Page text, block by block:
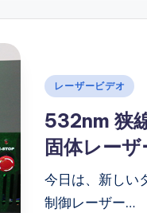
Posted
レーザービデオ
532nm 狭
固体レーザ
今日は、新しい
制御レーザー…